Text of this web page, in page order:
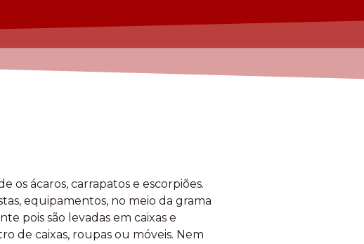
os ácaros, carrapatos e escorpiões.
equipamentos, no meio da grama
pois são levadas em caixas e
de caixas, roupas ou móveis. Nem